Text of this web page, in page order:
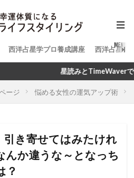
西洋占星学プロ養成講座 西洋占星術
とTimeWaverで幸運体質になる方法
ージ 悩める女性の運気アップ術
引き寄せてはみたけれ
んか違うな～となっち
？